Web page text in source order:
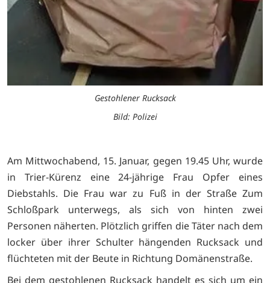
Gestohlener Rucksack
Bild: Polizei
Am Mittwochabend, 15. Januar, gegen 19.45 Uhr, wurde
in Trier-Kürenz eine 24-jährige Frau Opfer eines
Diebstahls. Die Frau war zu Fuß in der Straße Zum
Schloßpark unterwegs, als sich von hinten zwei
Personen näherten. Plötzlich griffen die Täter nach dem
locker über ihrer Schulter hängenden Rucksack und
flüchteten mit der Beute in Richtung Domänenstraße.
Bei dem gestohlenen Rucksack handelt es sich um ein